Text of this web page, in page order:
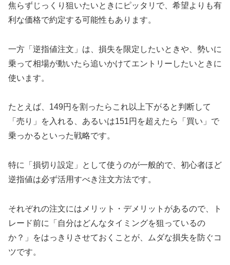
焦らずじっくり狙いたいときにピッタリで、希望よりも有
利な価格で約定する可能性もあります。
一方「逆指値注文」は、損失を限定したいときや、勢いに
乗って相場が動いたら追いかけてエントリーしたいときに
使います。
たとえば、149円を割ったらこれ以上下がると判断して
「売り」を入れる、あるいは151円を超えたら「買い」で
乗っかるといった戦略です。
特に「損切り設定」として使うのが一般的で、初心者ほど
逆指値は必ず活用すべき注文方法です。
それぞれの注文にはメリット・デメリットがあるので、ト
レード前に「自分はどんなタイミングを狙っているの
か？」をはっきりさせておくことが、ムダな損失を防ぐコ
ツです。